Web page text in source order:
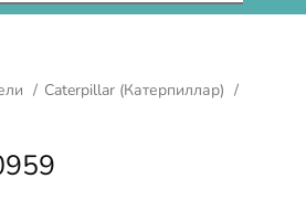
Caterpillar (Катерпиллар)